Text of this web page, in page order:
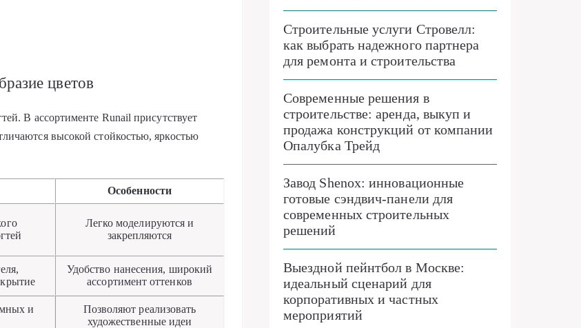
цветов
В ассортименте Runail присутствует
высокой стойкостью, яркостью
Особенности
Легко моделируются и
закрепляются
Удобство нанесения, широкий
ассортимент оттенков
и
Позволяют реализовать
художественные идеи
Строительные услуги Стровелл:
как выбрать надежного партнера
для ремонта и строительства
Современные решения в
строительстве: аренда, выкуп и
продажа конструкций от компании
Опалубка Трейд
Завод Shenox: инновационные
готовые сэндвич-панели для
современных строительных
решений
Выездной пейнтбол в Москве:
идеальный сценарий для
корпоративных и частных
мероприятий